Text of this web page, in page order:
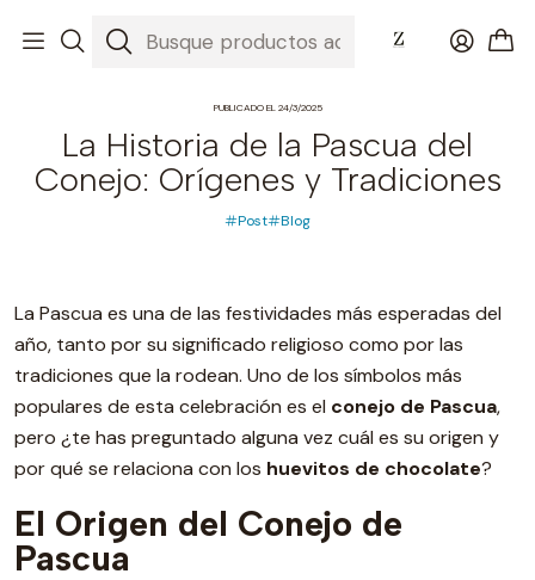
La Historia de la Pascua del Conejo: Orígenes y Tradiciones
PUBLICADO EL 24/3/2025
La Historia de la Pascua del
Conejo: Orígenes y Tradiciones
Post Blog
La Pascua es una de las festividades más esperadas del
año, tanto por su significado religioso como por las
tradiciones que la rodean. Uno de los símbolos más
populares de esta celebración es el conejo de Pascua,
pero ¿te has preguntado alguna vez cuál es su origen y
por qué se relaciona con los huevitos de chocolate?
El Origen del Conejo de
Pascua